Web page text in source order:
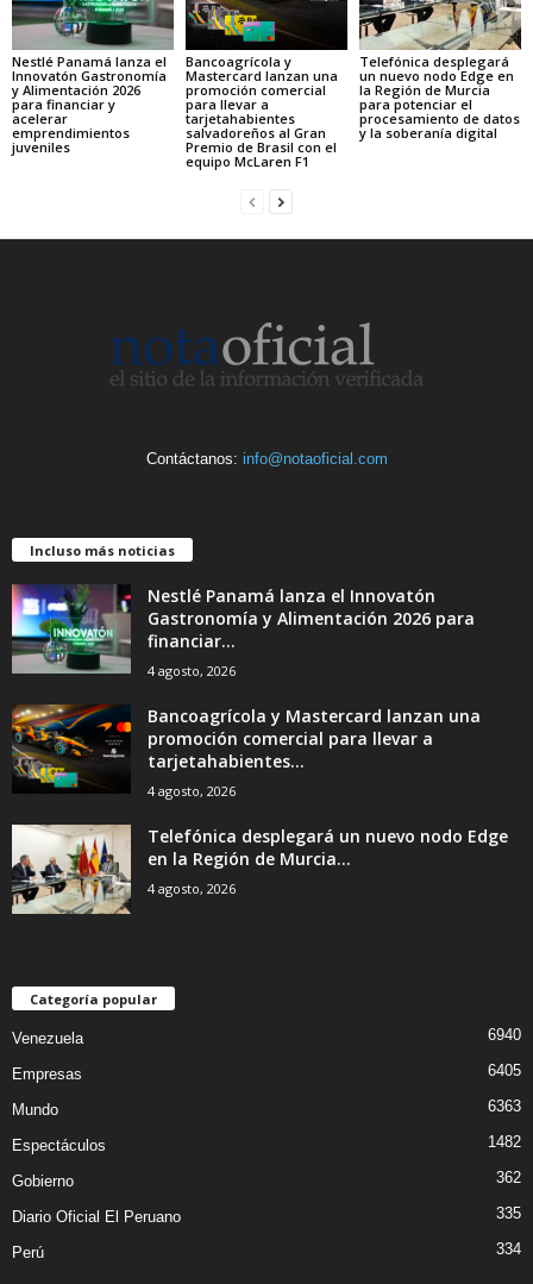
Nestlé Panamá lanza el
Innovatón Gastronomía
y Alimentación 2026
para financiar y
acelerar
emprendimientos
juveniles
Bancoagrícola y
Mastercard lanzan una
promoción comercial
para llevar a
tarjetahabientes
salvadoreños al Gran
Premio de Brasil con el
equipo McLaren F1
Telefónica desplegará
un nuevo nodo Edge en
la Región de Murcia
para potenciar el
procesamiento de datos
y la soberanía digital
Contáctanos: info@notaoficial.com
Incluso más noticias
Nestlé Panamá lanza el Innovatón
Gastronomía y Alimentación 2026 para
financiar...
4 agosto, 2026
Bancoagrícola y Mastercard lanzan una
promoción comercial para llevar a
tarjetahabientes...
4 agosto, 2026
Telefónica desplegará un nuevo nodo Edge
en la Región de Murcia...
4 agosto, 2026
Categoría popular
Venezuela 6940
Empresas 6405
Mundo 6363
Espectáculos 1482
Gobierno 362
Diario Oficial El Peruano 335
Perú 334